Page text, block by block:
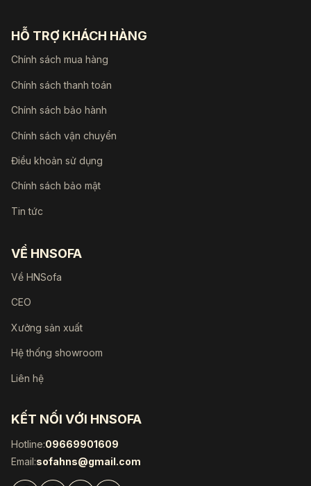
HỖ TRỢ KHÁCH HÀNG
Chính sách mua hàng
Chính sách thanh toán
Chính sách bảo hành
Chính sách vận chuyển
Điều khoản sử dụng
Chính sách bảo mật
Tin tức
VỀ HNSOFA
Về HNSofa
CEO
Xưởng sản xuất
Hệ thống showroom
Liên hệ
KẾT NỐI VỚI HNSOFA
Hotline:09669901609
Email:sofahns@gmail.com